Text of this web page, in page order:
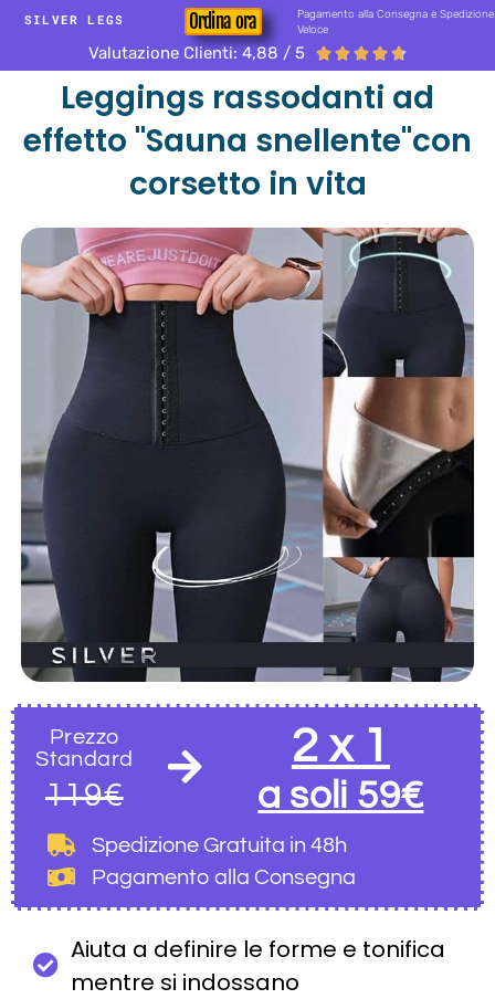
SILVER LEGS Ordina ora
Pagamento alla Consegna e Spedizione
Veloce
Valutazione Clienti: 4,88 / 5     
Leggings rassodanti ad
effetto "Sauna snellente"con
corsetto in vita
Prezzo
Standard
119€
2 x 1
a soli 59€
Spedizione Gratuita in 48h
Pagamento alla Consegna
Aiuta a definire le forme e tonifica
mentre si indossano